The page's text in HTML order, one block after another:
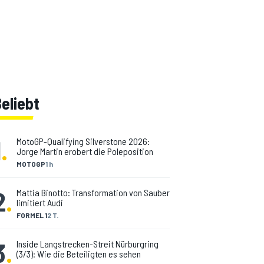
. MOTOGP1 h
MotoGP-Qualifying Silverstone 2026:
Jorge Martin erobert die Poleposition
. FORMEL 12 T.
Mattia Binotto: Transformation von Sauber
limitiert Audi
. Inside Langstrecken-Streit Nürburgring
(3/3): Wie die Beteiligten es sehen